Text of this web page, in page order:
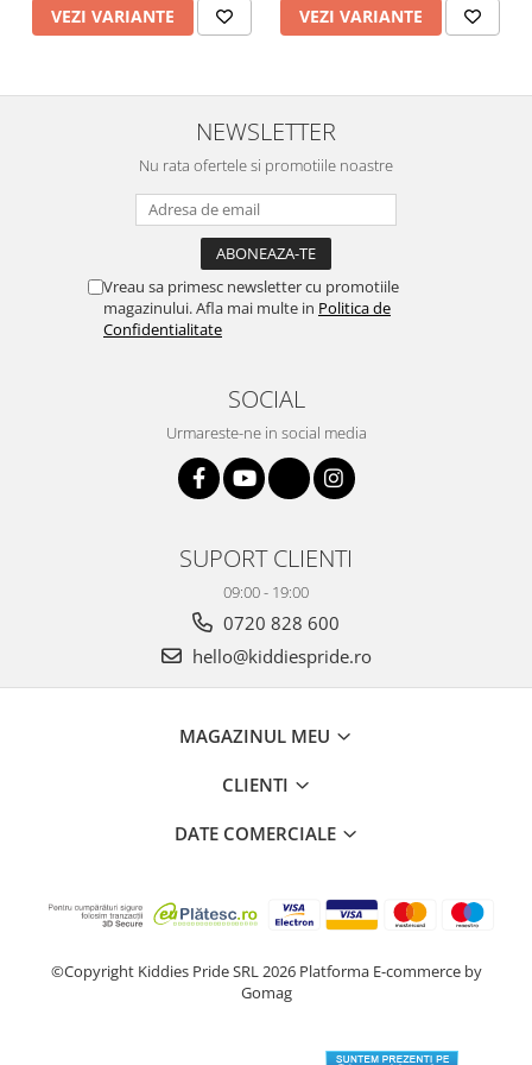
VEZI VARIANTE VEZI VARIANTE
NEWSLETTER
Nu rata ofertele si promotiile noastre
Vreau sa primesc newsletter cu promotiile
magazinului. Afla mai multe in Politica de
Confidentialitate
SOCIAL
Urmareste-ne in social media
SUPORT CLIENTI
09:00 - 19:00
0720 828 600
hello@kiddiespride.ro
MAGAZINUL MEU
CLIENTI
DATE COMERCIALE
©Copyright Kiddies Pride SRL 2026 Platforma E-commerce by
Gomag